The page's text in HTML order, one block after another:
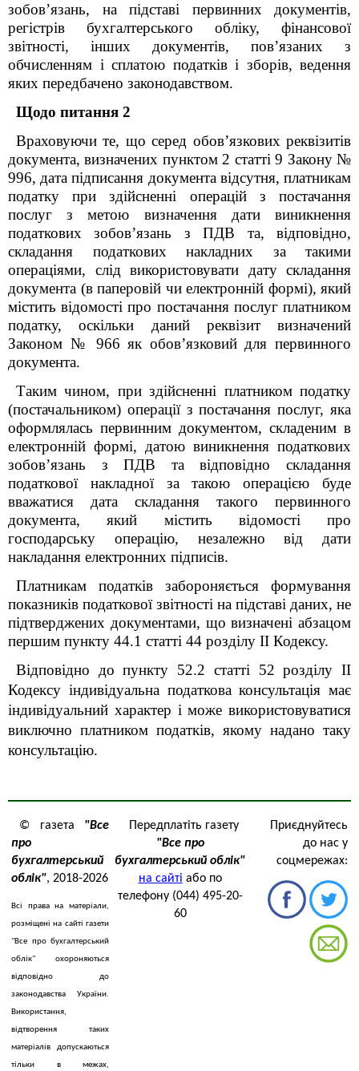
зобов’язань, на підставі первинних документів,
регістрів бухгалтерського обліку, фінансової
звітності, інших документів, пов’язаних з
обчисленням і сплатою податків і зборів, ведення
яких передбачено законодавством.
Щодо питання 2
Враховуючи те, що серед обов’язкових реквізитів
документа, визначених пунктом 2 статті 9 Закону №
996, дата підписання документа відсутня, платникам
податку при здійсненні операцій з постачання
послуг з метою визначення дати виникнення
податкових зобов’язань з ПДВ та, відповідно,
складання податкових накладних за такими
операціями, слід використовувати дату складання
документа (в паперовій чи електронній формі), який
містить відомості про постачання послуг платником
податку, оскільки даний реквізит визначений
Законом № 966 як обов’язковий для первинного
документа.
Таким чином, при здійсненні платником податку
(постачальником) операції з постачання послуг, яка
оформлялась первинним документом, складеним в
електронній формі, датою виникнення податкових
зобов’язань з ПДВ та відповідно складання
податкової накладної за такою операцією буде
вважатися дата складання такого первинного
документа, який містить відомості про
господарську операцію, незалежно від дати
накладання електронних підписів.
Платникам податків забороняється формування
показників податкової звітності на підставі даних, не
підтверджених документами, що визначені абзацом
першим пункту 44.1 статті 44 розділу ІІ Кодексу.
Відповідно до пункту 52.2 статті 52 розділу ІІ
Кодексу індивідуальна податкова консультація має
індивідуальний характер і може використовуватися
виключно платником податків, якому надано таку
консультацію.
© газета "Все
про
бухгалтерський
облік", 2018-2026
Всі права на матеріали,
розміщені на сайті газети
"Все про бухгалтерський
облік" охороняються
відповідно до
законодавства України.
Використання,
відтворення таких
матеріалів допускаються
тільки в межах,
Передплатіть газету
"Все про
бухгалтерський облік"
на сайті або по
телефону (044) 495-20-
60
Приєднуйтесь
до нас у
соцмережах: